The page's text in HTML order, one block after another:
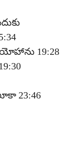
యోహాను 19:28
23:46